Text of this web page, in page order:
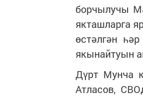
борчылучы
якташларга
өстәлгән
якынайтуын
Дүрт Мунча
Атласов,